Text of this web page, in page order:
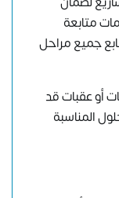
متابعة
جميع مراحل
أو عقبات قد
المناسبة